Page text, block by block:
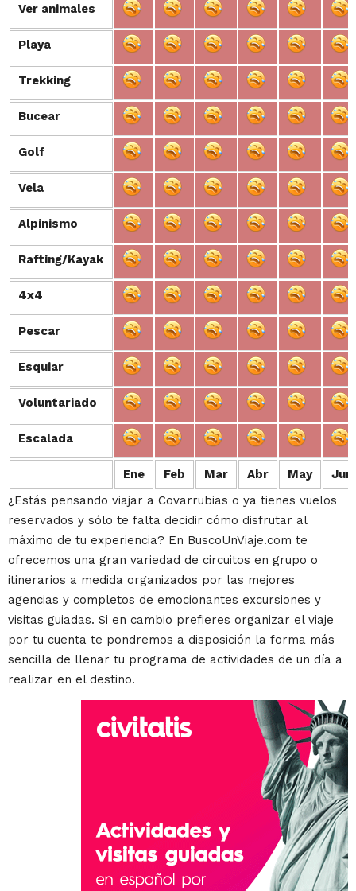
Ver animales
Playa
Trekking
Bucear
Golf
Vela
Alpinismo
Rafting/Kayak
4x4
Pescar
Esquiar
Voluntariado
Escalada
Ene Feb Mar Abr May Jun
Ver animales
Playa
Trekking
Bucear
Golf
Vela
Alpinismo
Rafting/Kayak
4x4
Pescar
Esquiar
Voluntariado
Escalada
¿Estás pensando viajar a Covarrubias o ya tienes vuelos
reservados y sólo te falta decidir cómo disfrutar al
máximo de tu experiencia? En BuscoUnViaje.com te
ofrecemos una gran variedad de circuitos en grupo o
itinerarios a medida organizados por las mejores
agencias y completos de emocionantes excursiones y
visitas guiadas. Si en cambio prefieres organizar el viaje
por tu cuenta te pondremos a disposición la forma más
sencilla de llenar tu programa de actividades de un día a
realizar en el destino.